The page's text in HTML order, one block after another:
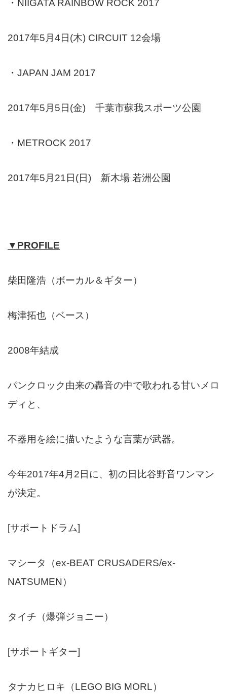
・NIIGATA RAINBOW ROCK 2017
2017年5月4日(木) CIRCUIT 12会場
・JAPAN JAM 2017
2017年5月5日(金) 千葉市蘇我スポーツ公園
・METROCK 2017
2017年5月21日(日) 新木場 若洲公園
▼PROFILE
柴田隆浩（ボーカル＆ギター）
梅津拓也（ベース）
2008年結成
パンクロック由来の轟音の中で歌われる甘いメロ
ディと、
不器用を絵に描いたような言葉が武器。
今年2017年4月2日に、初の日比谷野音ワンマン
が決定。
[サポートドラム]
マシータ（ex-BEAT CRUSADERS/ex-
NATSUMEN）
タイチ（爆弾ジョニー）
[サポートギター]
タナカヒロキ（LEGO BIG MORL）